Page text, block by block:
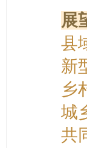
展
县
新
乡
城
共